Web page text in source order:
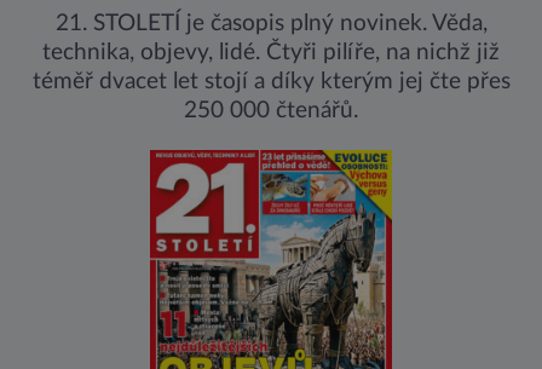
21. STOLETÍ je časopis plný novinek. Věda,
technika, objevy, lidé. Čtyři pilíře, na nichž již
téměř dvacet let stojí a díky kterým jej čte přes
250 000 čtenářů.